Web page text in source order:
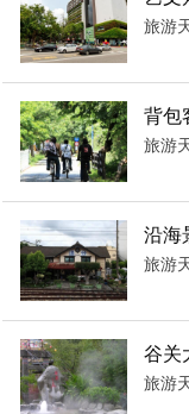
旅游
背包
旅游
沿海
旅游
谷关
旅游